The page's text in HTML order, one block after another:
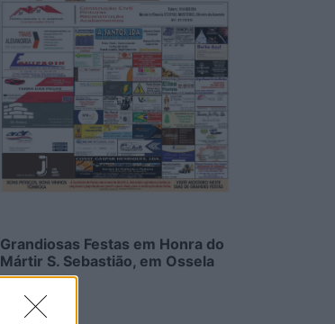
Grandiosas Festas em Honra do
Mártir S. Sebastião, em Ossela